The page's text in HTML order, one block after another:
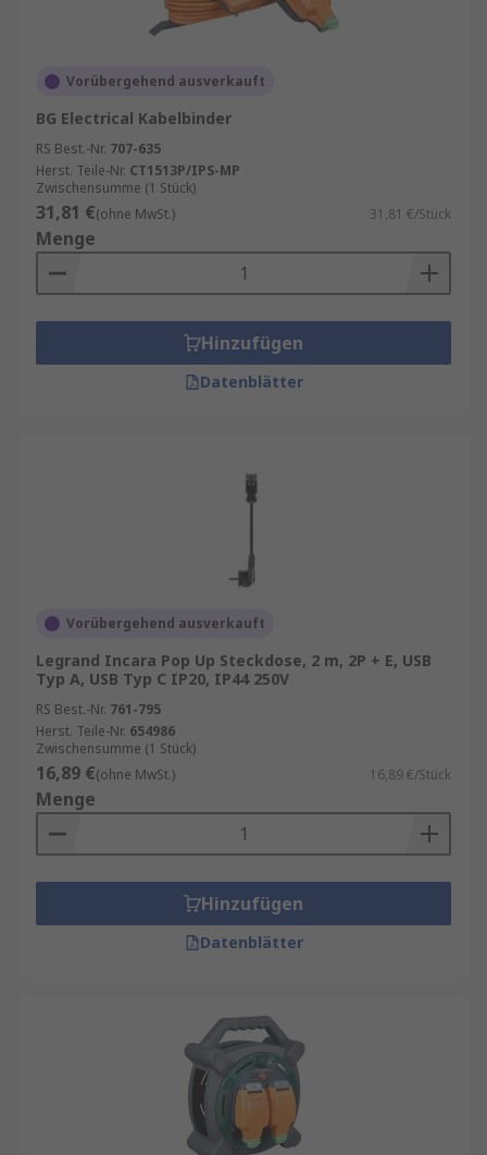
Vorübergehend ausverkauft
BG Electrical Kabelbinder
RS Best.-Nr. 707-635
Herst. Teile-Nr. CT1513P/IPS-MP
Zwischensumme (1 Stück)
31,81 €(ohne MwSt.) 31,81 €/Stück
Menge
Hinzufügen
Datenblätter
Vorübergehend ausverkauft
Legrand Incara Pop Up Steckdose, 2 m, 2P + E, USB
Typ A, USB Typ C IP20, IP44 250V
RS Best.-Nr. 761-795
Herst. Teile-Nr. 654986
Zwischensumme (1 Stück)
16,89 €(ohne MwSt.) 16,89 €/Stück
Menge
Hinzufügen
Datenblätter